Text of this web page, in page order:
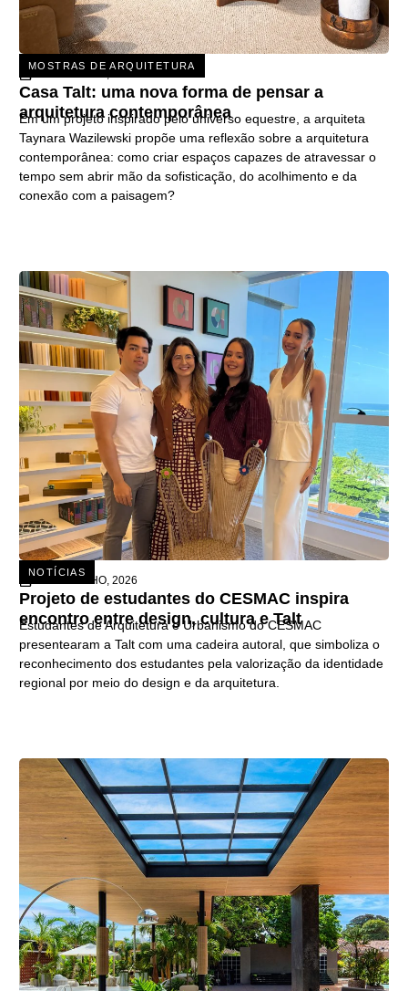
MOSTRAS DE ARQUITETURA
31 DE JULHO, 2026
Casa Talt: uma nova forma de pensar a
arquitetura contemporânea
Em um projeto inspirado pelo universo equestre, a arquiteta
Taynara Wazilewski propõe uma reflexão sobre a arquitetura
contemporânea: como criar espaços capazes de atravessar o
tempo sem abrir mão da sofisticação, do acolhimento e da
conexão com a paisagem?
NOTÍCIAS
15 DE JULHO, 2026
Projeto de estudantes do CESMAC inspira
encontro entre design, cultura e Talt
Estudantes de Arquitetura e Urbanismo do CESMAC
presentearam a Talt com uma cadeira autoral, que simboliza o
reconhecimento dos estudantes pela valorização da identidade
regional por meio do design e da arquitetura.